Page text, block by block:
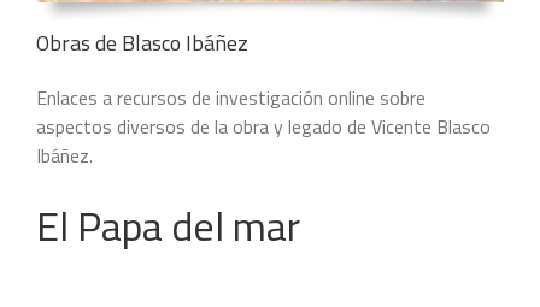
Obras de Blasco Ibáñez
Enlaces a recursos de investigación online sobre
aspectos diversos de la obra y legado de Vicente Blasco
Ibáñez.
El Papa del mar